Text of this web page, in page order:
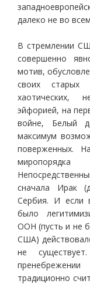
далеко не во
В стремлении
совершенно
мотив,
своих старых
хаотических,
эйфорией, на
войне, Белый
максимум
поверженных.
сначала Ирак
Сербия. И если
было
ООН (пусть и не
США)
не
традиционно